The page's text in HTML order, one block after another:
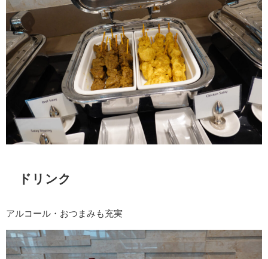
ドリンク
アルコール・おつまみも充実